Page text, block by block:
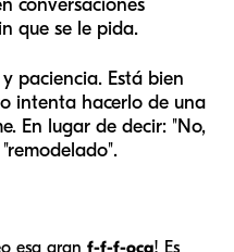
conversaciones
que se le pida.
paciencia. Está bien
intenta hacerlo de una
En lugar de decir: "No,
esa gran f-f-f-oca! Es